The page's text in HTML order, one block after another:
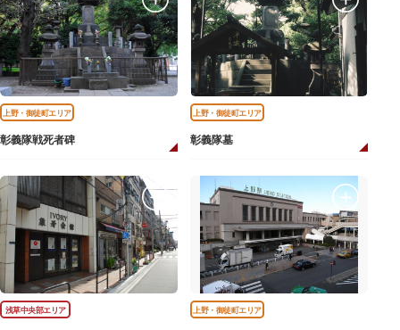
上野・御徒町エリア
彰義隊戦死者碑
上野・御徒町エリア
彰義隊墓
浅草中央部エリア 上野・御徒町エリア